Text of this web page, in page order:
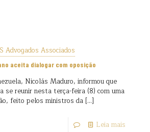
Advogados Associados
aceita dialogar com oposição
Nicolás Maduro, informou que
se reunir nesta terça-feira (8) com uma
feito pelos ministros da […]
Leia mais